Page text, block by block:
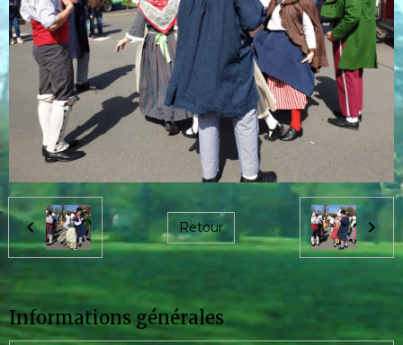
Retour
Informations générales